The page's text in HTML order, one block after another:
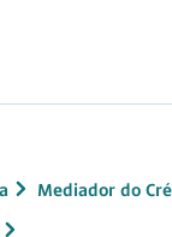
Mediador do